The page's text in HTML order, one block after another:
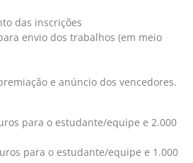
das inscrições
envio dos trabalhos (em meio
e anúncio dos vencedores.
para o estudante/equipe e 2.000
para o estudante/equipe e 1.000